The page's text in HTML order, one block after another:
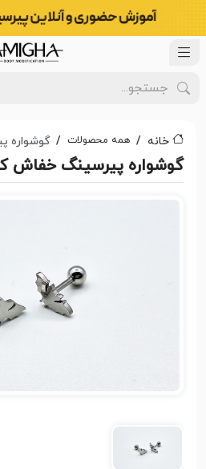
خانه همه محصولات گوشواره
گوشواره پیرسینگ خفاش کد